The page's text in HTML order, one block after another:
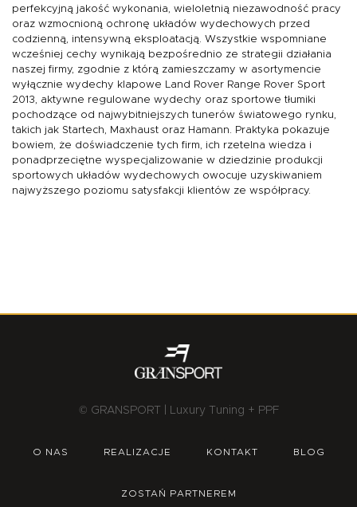
perfekcyjną jakość wykonania, wieloletnią niezawodność pracy
oraz wzmocnioną ochronę układów wydechowych przed
codzienną, intensywną eksploatacją. Wszystkie wspomniane
wcześniej cechy wynikają bezpośrednio ze strategii działania
naszej firmy, zgodnie z którą zamieszczamy w asortymencie
wyłącznie wydechy klapowe Land Rover Range Rover Sport
2013, aktywne regulowane wydechy oraz sportowe tłumiki
pochodzące od najwybitniejszych tunerów światowego rynku,
takich jak Startech, Maxhaust oraz Hamann. Praktyka pokazuje
bowiem, że doświadczenie tych firm, ich rzetelna wiedza i
ponadprzeciętne wyspecjalizowanie w dziedzinie produkcji
sportowych układów wydechowych owocuje uzyskiwaniem
najwyższego poziomu satysfakcji klientów ze współpracy.
© GRANSPORT | Luxury Tuning + PPF
O NAS REALIZACJE KONTAKT BLOG
ZOSTAŃ PARTNEREM